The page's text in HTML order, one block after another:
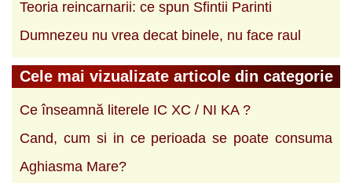
Teoria reincarnarii: ce spun Sfintii Parinti
Dumnezeu nu vrea decat binele, nu face raul
Cele mai vizualizate articole din categorie
Ce înseamnă literele IC XC / NI KA ?
Cand, cum si in ce perioada se poate consuma
Aghiasma Mare?